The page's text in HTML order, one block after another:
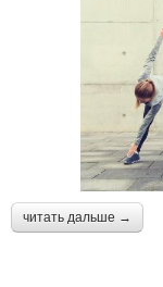
читать дальше →